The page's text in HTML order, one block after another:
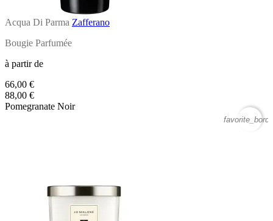
Acqua Di Parma Zafferano
Bougie Parfumée
à partir de
66,00 €
88,00 €
Pomegranate Noir